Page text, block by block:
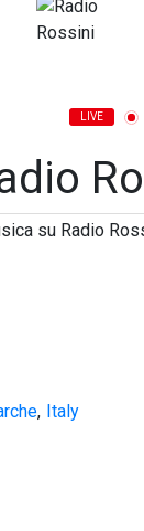
LIVE
su Radio
, Italy